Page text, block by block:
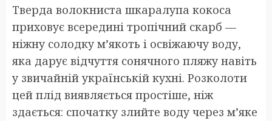
Тверда волокниста шкаралупа кокоса
приховує всередині тропічний скарб —
ніжну солодку м’якоть і освіжаючу воду,
яка дарує відчуття сонячного пляжу навіть
у звичайній українській кухні. Розколоти
цей плід виявляється простіше, ніж
здається: спочатку злийте воду через м’яке